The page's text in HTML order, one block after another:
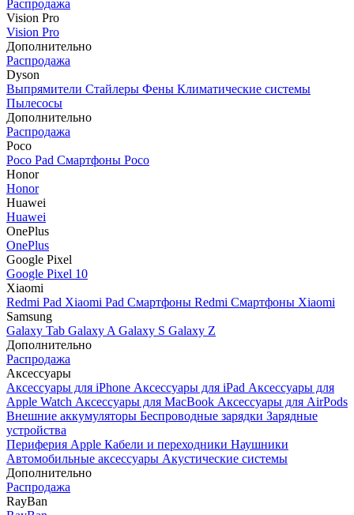
Распродажа
Vision Pro
Vision Pro
Дополнительно
Распродажа
Dyson
Выпрямители Стайлеры Фены Климатические системы
Пылесосы
Дополнительно
Распродажа
Poco
Poco Pad Смартфоны Poco
Honor
Honor
Huawei
Huawei
OnePlus
OnePlus
Google Pixel
Google Pixel 10
Xiaomi
Redmi Pad Xiaomi Pad Смартфоны Redmi Смартфоны Xiaomi
Samsung
Galaxy Tab Galaxy A Galaxy S Galaxy Z
Дополнительно
Распродажа
Аксессуары
Аксессуары для iPhone Аксессуары для iPad Аксессуары для
Apple Watch Аксессуары для MacBook Аксессуары для AirPods
Внешние аккумуляторы Беспроводные зарядки Зарядные
устройства
Периферия Apple Кабели и переходники Наушники
Автомобильные аксессуары Акустические системы
Дополнительно
Распродажа
RayBan